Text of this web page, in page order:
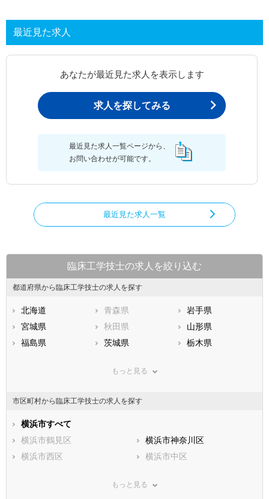
最近見た求人
あなたが最近見た求人を表示します
求人を探してみる
最近見た求人一覧ページから、
お問い合わせが可能です。
最近見た求人一覧
臨床工学技士の求人を絞り込む
都道府県から臨床工学技士の求人を探す
北海道 青森県
岩手県
宮城県
秋田県
山形県
福島県
茨城県
栃木県
神奈川県
石川県
福井県
静岡県
滋賀県
大阪府
兵庫県
山口県
もっと見る
市区町村から臨床工学技士の求人を探す
横浜市すべて
横浜市鶴見区
横浜市神奈川区
横浜市西区
横浜市中区
横浜市金沢区
もっと見る